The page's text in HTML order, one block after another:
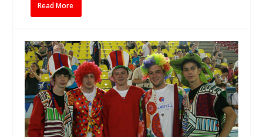
Read More